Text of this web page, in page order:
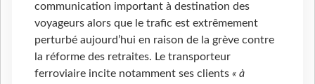
communication important à destination des
voyageurs alors que le trafic est extrêmement
perturbé aujourd’hui en raison de la grève contre
la réforme des retraites. Le transporteur
ferroviaire incite notamment ses clients « à